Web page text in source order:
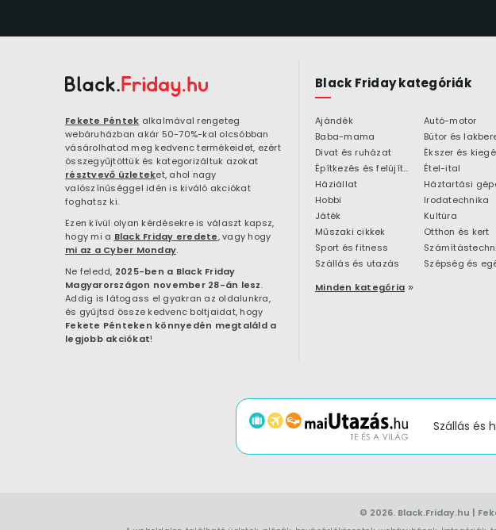
Fekete Péntek alkalmával rengeteg
webáruházban akár 50-70%-kal olcsóbban
vásárolhatod meg kedvenc termékeidet, ezért
összegyűjtöttük és kategorizáltuk azokat
résztvevő üzleteket, ahol nagy
valószínűséggel idén is kiváló akciókat
foghatsz ki.
Ezen kívül olyan kérdésekre is választ kapsz,
hogy mi a Black Friday eredete, vagy hogy
mi az a Cyber Monday.
Ne feledd, 2025-ben a Black Friday
Magyarországon november 28-án lesz.
Addig is látogass el gyakran az oldalunkra,
és gyűjtsd össze kedvenc boltjaidat, hogy
Fekete Pénteken könnyedén megtaláld a
legjobb akciókat!
Black Friday kategóriák
Ajándék
Autó-motor
Baba-mama
Divat és ruházat
Építkezés és felújítás
Étel-ital
Háziállat
Háztartási
Hobbi
Irodatechnika
Játék
Kultúra
Műszaki cikkek
Otthon és kert
Sport és fitness
Szállás és utazás
Minden kategória
Szállás és
© 2026. Black.Friday.hu |